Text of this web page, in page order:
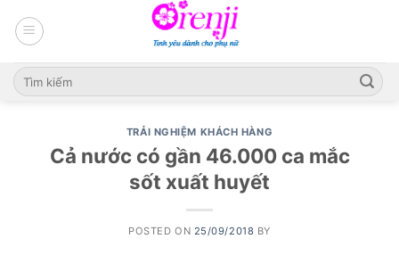
TRẢI NGHIỆM KHÁCH HÀNG
Cả nước có gần 46.000 ca mắc
sốt xuất huyết
POSTED ON 25/09/2018 BY